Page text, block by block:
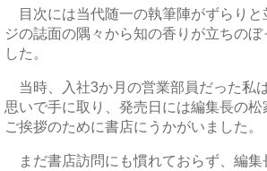
目次には当代随一の執筆陣がずらりと
ジの誌面の隅々から知の香りが立ちの
した。
当時、入社3か月の営業部員だった私
思いで手に取り、発売日には編集長の
ご挨拶のために書店にうかがいました。
まだ書店訪問にも慣れておらず、編集